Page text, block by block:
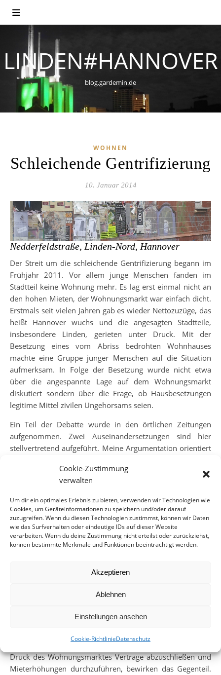
Cookie-Zustimmung
verwalten
Um dir ein optimales Erlebnis zu bieten, verwenden wir Technologien wie
Cookies, um Geräteinformationen zu speichern und/oder darauf
zuzugreifen. Wenn du diesen Technologien zustimmst, können wir Daten
wie das Surfverhalten oder eindeutige IDs auf dieser Website
verarbeiten. Wenn du deine Zustimmung nicht erteilst oder zurückziehst,
können bestimmte Merkmale und Funktionen beeinträchtigt werden.
Akzeptieren
Ablehnen
Einstellungen ansehen
Cookie-RichtlinieDatenschutz
LINDEN#HANNOVER
blog.gardemin.de
WOHNEN
Schleichende Gentrifizierung
10. Januar 2014
Nedderfeldstraße, Linden-Nord, Hannover
Der Streit um die schleichende Gentrifizierung begann im
Frühjahr 2011. Vor allem junge Menschen fanden im
Stadtteil keine Wohnung mehr. Es lag erst einmal nicht an
den hohen Mieten, der Wohnungsmarkt war einfach dicht.
Erstmals seit vielen Jahren gab es wieder Nettozuzüge, das
heißt Hannover wuchs und die angesagten Stadtteile,
insbesondere Linden, gerieten unter Druck. Mit der
Besetzung eines vom Abriss bedrohten Wohnhauses
machte eine Gruppe junger Menschen auf die Situation
aufmerksam. In Folge der Besetzung wurde nicht etwa
über die angespannte Lage auf dem Wohnungsmarkt
diskutiert sondern über die Frage, ob Hausbesetzungen
legitime Mittel zivilen Ungehorsams seien.
Ein Teil der Debatte wurde in den örtlichen Zeitungen
aufgenommen. Zwei Auseinandersetzungen sind hier
stellvertretend aufgeführt. Meine Argumentation orientiert
Gleichgewicht in unserem Stadtbezirk halten wollen,
müssen wir darauf achten, dass niemand aus dem Stadtteil
verdrängt wird. Verdrängung ist ein leiser, schleichender
und irreversibler Prozess und trifft immer diejenigen, die
sich am wenigsten wehren und artikulieren können.
Vielfach ist uns diese Argumentation im Munde umgedreht
worden. Wir würden etwas gegen Neuzuzüge haben, uns
verschrecken. Das ist nicht der Fall, jede und jeder ist hier
hat in der Vergangenheit genügend Beispiele schonender
Verbesserung der Stadtteile gegeben. Die Methoden der
“rauszuwohnen” und am Rande der Legalität unter dem
Druck des Wohnungsmarktes Verträge abzuschließen und
Mieterhöhungen durchzuführen, bewirken das Gegenteil.